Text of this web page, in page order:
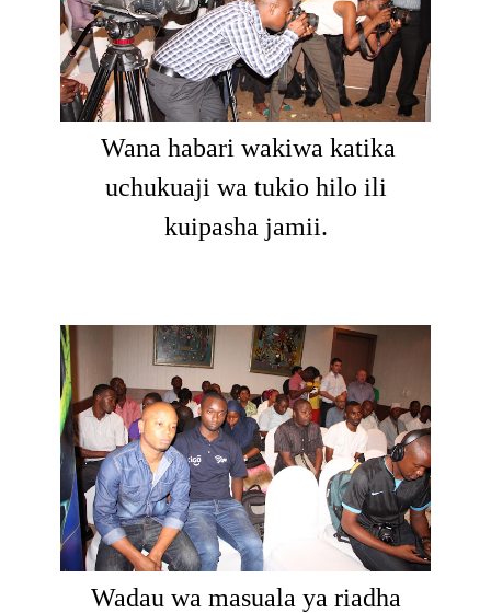
Wana habari wakiwa katika
uchukuaji wa tukio hilo ili
kuipasha jamii.
Wadau wa masuala ya riadha